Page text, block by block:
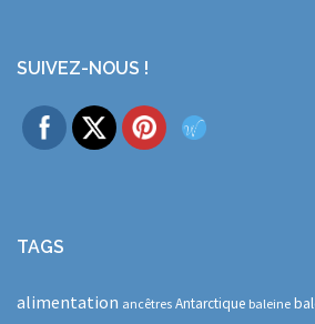
SUIVEZ-NOUS !
TAGS
alimentation ancêtres Antarctique baleine